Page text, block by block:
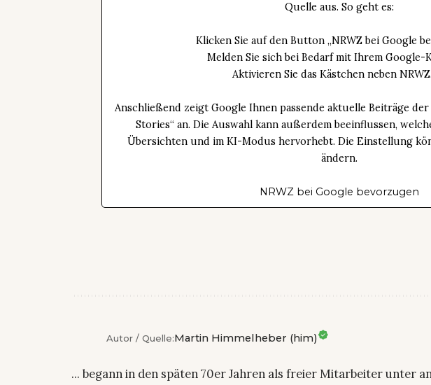
Quelle aus. So geht es:
Klicken Sie auf den Button „NRWZ bei Google
Melden Sie sich bei Bedarf mit Ihrem Google-
Aktivieren Sie das Kästchen neben
Anschließend zeigt Google Ihnen passende aktuelle Beiträge
Stories“ an. Die Auswahl kann außerdem beeinflussen,
Übersichten und im KI-Modus hervorhebt. Die Einstellung
ändern.
NRWZ bei Google bevorzugen
Autor / Quelle:Martin Himmelheber (him)
... begann in den späten 70er Jahren als freier Mitarbeiter unter